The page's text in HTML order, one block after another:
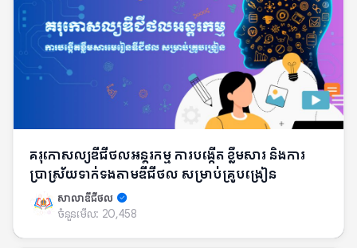
គរុកោសល្យឌីជីថលអន្តរកម្ម ការបង្កើត ខ្លឹមសារ និងការ
ប្រាស្រ័យទាក់ទងតាមឌីជីថល​ សម្រាប់​គ្រូ​បង្រៀន
សាលាឌីជីថល
ចំនួនមើល: 20,458